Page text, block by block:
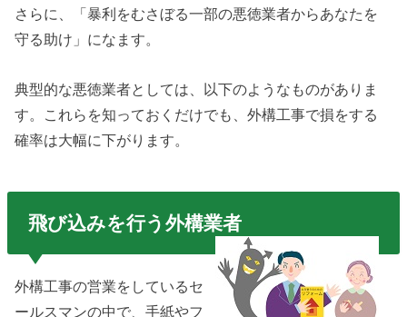
さらに、「暴利をむさぼる一部の悪徳業者からあなたを
守る助け」になます。
典型的な悪徳業者としては、以下のようなものがありま
す。これらを知っておくだけでも、外構工事で損をする
確率は大幅に下がります。
飛び込みを行う外構業者
外構工事の営業をしているセ
ールスマンの中で、手紙やフ